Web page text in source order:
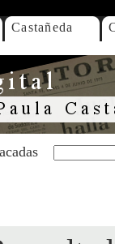
Castañeda